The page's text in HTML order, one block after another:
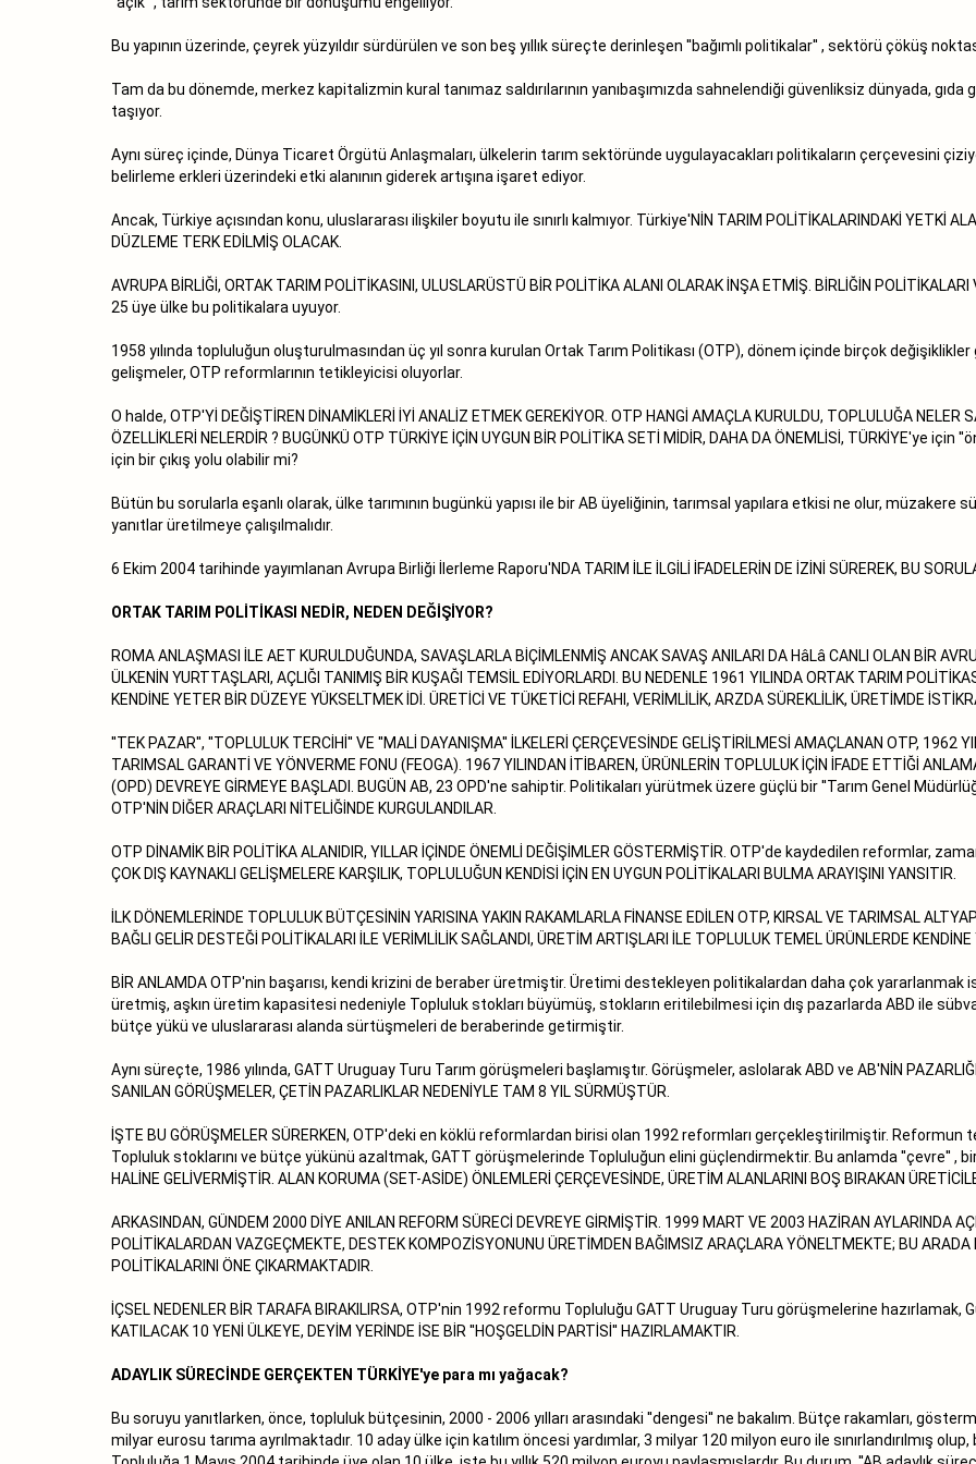
Bu yapının üzerinde, çeyrek yüzyıldır sürdürülen ve son beş yıllık süreçte derinleşen ''bağımlı politikalar'' , sektörü çöküş
Tam da bu dönemde, merkez kapitalizmin kural tanımaz saldırılarının yanıbaşımızda sahnelendiği güvenliksiz dünyada,
taşıyor.
Aynı süreç içinde, Dünya Ticaret Örgütü Anlaşmaları, ülkelerin tarım sektöründe uygulayacakları politikaların çerçevesini
belirleme erkleri üzerindeki etki alanının giderek artışına işaret ediyor.
Ancak, Türkiye açısından konu, uluslararası ilişkiler boyutu ile sınırlı kalmıyor. Türkiye'NİN TARIM POLİTİKALARINDAKİ YETKİ
DÜZLEME TERK EDİLMİŞ OLACAK.
AVRUPA BİRLİĞİ, ORTAK TARIM POLİTİKASINI, ULUSLARÜSTÜ BİR POLİTİKA ALANI OLARAK İNŞA ETMİŞ. BİRLİĞİN
25 üye ülke bu politikalara uyuyor.
1958 yılında topluluğun oluşturulmasından üç yıl sonra kurulan Ortak Tarım Politikası (OTP), dönem içinde birçok
gelişmeler, OTP reformlarının tetikleyicisi oluyorlar.
O halde, OTP'Yİ DEĞİŞTİREN DİNAMİKLERİ İYİ ANALİZ ETMEK GEREKİYOR. OTP HANGİ AMAÇLA KURULDU, TOPLULUĞA NELER
ÖZELLİKLERİ NELERDİR ? BUGÜNKÜ OTP TÜRKİYE İÇİN UYGUN BİR POLİTİKA SETİ MİDİR, DAHA DA ÖNEMLİSİ, TÜRKİYE'ye
için bir çıkış yolu olabilir mi?
Bütün bu sorularla eşanlı olarak, ülke tarımının bugünkü yapısı ile bir AB üyeliğinin, tarımsal yapılara etkisi ne olur, müzakere
yanıtlar üretilmeye çalışılmalıdır.
6 Ekim 2004 tarihinde yayımlanan Avrupa Birliği İlerleme Raporu'NDA TARIM İLE İLGİLİ İFADELERİN DE İZİNİ SÜREREK, BU
ORTAK TARIM POLİTİKASI NEDİR, NEDEN DEĞİŞİYOR?
ROMA ANLAŞMASI İLE AET KURULDUĞUNDA, SAVAŞLARLA BİÇİMLENMİŞ ANCAK SAVAŞ ANILARI DA HâLâ CANLI OLAN BİR
ÜLKENİN YURTTAŞLARI, AÇLIĞI TANIMIŞ BİR KUŞAĞI TEMSİL EDİYORLARDI. BU NEDENLE 1961 YILINDA ORTAK TARIM
KENDİNE YETER BİR DÜZEYE YÜKSELTMEK İDİ. ÜRETİCİ VE TÜKETİCİ REFAHI, VERİMLİLİK, ARZDA SÜREKLİLİK, ÜRETİMDE
''TEK PAZAR'', ''TOPLULUK TERCİHİ'' VE ''MALİ DAYANIŞMA'' İLKELERİ ÇERÇEVESİNDE GELİŞTİRİLMESİ AMAÇLANAN OTP, 1962
TARIMSAL GARANTİ VE YÖNVERME FONU (FEOGA). 1967 YILINDAN İTİBAREN, ÜRÜNLERİN TOPLULUK İÇİN İFADE ETTİĞİ
(OPD) DEVREYE GİRMEYE BAŞLADI. BUGÜN AB, 23 OPD'ne sahiptir. Politikaları yürütmek üzere güçlü bir ''Tarım Genel
OTP'NİN DİĞER ARAÇLARI NİTELİĞİNDE KURGULANDILAR.
OTP DİNAMİK BİR POLİTİKA ALANIDIR, YILLAR İÇİNDE ÖNEMLİ DEĞİŞİMLER GÖSTERMİŞTİR. OTP'de kaydedilen reformlar,
ÇOK DIŞ KAYNAKLI GELİŞMELERE KARŞILIK, TOPLULUĞUN KENDİSİ İÇİN EN UYGUN POLİTİKALARI BULMA ARAYIŞINI YANSITIR.
İLK DÖNEMLERİNDE TOPLULUK BÜTÇESİNİN YARISINA YAKIN RAKAMLARLA FİNANSE EDİLEN OTP, KIRSAL VE TARIMSAL
BAĞLI GELİR DESTEĞİ POLİTİKALARI İLE VERİMLİLİK SAĞLANDI, ÜRETİM ARTIŞLARI İLE TOPLULUK TEMEL ÜRÜNLERDE
BİR ANLAMDA OTP'nin başarısı, kendi krizini de beraber üretmiştir. Üretimi destekleyen politikalardan daha çok
üretmiş, aşkın üretim kapasitesi nedeniyle Topluluk stokları büyümüş, stokların eritilebilmesi için dış pazarlarda ABD ile
bütçe yükü ve uluslararası alanda sürtüşmeleri de beraberinde getirmiştir.
Aynı süreçte, 1986 yılında, GATT Uruguay Turu Tarım görüşmeleri başlamıştır. Görüşmeler, aslolarak ABD ve AB'NİN PAZARLIĞI
SANILAN GÖRÜŞMELER, ÇETİN PAZARLIKLAR NEDENİYLE TAM 8 YIL SÜRMÜŞTÜR.
İŞTE BU GÖRÜŞMELER SÜRERKEN, OTP'deki en köklü reformlardan birisi olan 1992 reformları gerçekleştirilmiştir.
Topluluk stoklarını ve bütçe yükünü azaltmak, GATT görüşmelerinde Topluluğun elini güçlendirmektir. Bu anlamda ''çevre'' ,
HALİNE GELİVERMİŞTİR. ALAN KORUMA (SET-ASİDE) ÖNLEMLERİ ÇERÇEVESİNDE, ÜRETİM ALANLARINI BOŞ BIRAKAN
ARKASINDAN, GÜNDEM 2000 DİYE ANILAN REFORM SÜRECİ DEVREYE GİRMİŞTİR. 1999 MART VE 2003 HAZİRAN AYLARINDA
POLİTİKALARDAN VAZGEÇMEKTE, DESTEK KOMPOZİSYONUNU ÜRETİMDEN BAĞIMSIZ ARAÇLARA YÖNELTMEKTE; BU ARADA
POLİTİKALARINI ÖNE ÇIKARMAKTADIR.
İÇSEL NEDENLER BİR TARAFA BIRAKILIRSA, OTP'nin 1992 reformu Topluluğu GATT Uruguay Turu görüşmelerine hazırlamak,
KATILACAK 10 YENİ ÜLKEYE, DEYİM YERİNDE İSE BİR ''HOŞGELDİN PARTİSİ'' HAZIRLAMAKTIR.
ADAYLIK SÜRECİNDE GERÇEKTEN TÜRKİYE'ye para mı yağacak?
Bu soruyu yanıtlarken, önce, topluluk bütçesinin, 2000 - 2006 yılları arasındaki ''dengesi'' ne bakalım. Bütçe rakamları,
milyar eurosu tarıma ayrılmaktadır. 10 aday ülke için katılım öncesi yardımlar, 3 milyar 120 milyon euro ile sınırlandırılmış